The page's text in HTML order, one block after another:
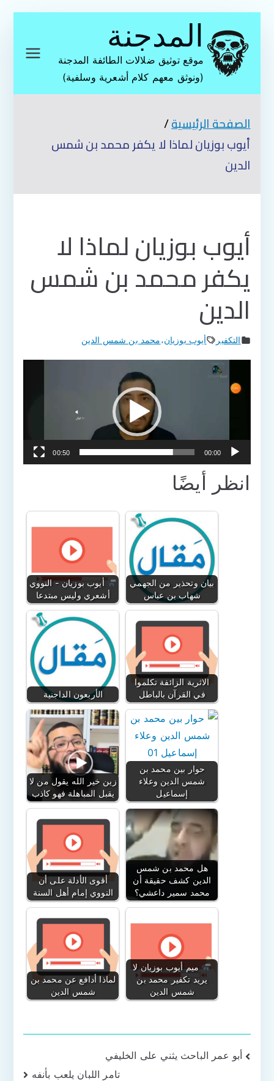
المحتوى
المدجنة
موقع توثيق ضلالات الطائفة المدجنة
(ونوثق معهم كلام أشعرية وسلفية)
الصفحة الرئيسية
أيوب بوزيان لماذا لا يكفر محمد بن شمس
الدين
أيوب بوزيان لماذا لا
يكفر محمد بن شمس
الدين
التكفير أيوب بوزيان،محمد بن شمس الدين
الفيديو
00:00
00:50
انظر أيضًا
أيوب بوزيان - النووي
أشعري وليس مبتدعا
بيان وتحذير من الجهمي
شهاب بن عباس
الأربعون الداجنية
الاثرية الزائفة تكلموا
في القرآن بالباطل
زين خير الله يقول من لا
يقبل المباهلة فهو كاذب
حوار بين محمد بن
شمس الدين وعلاء
إسماعيل
أقوى الأدلة على أن
النووي إمام أهل السنة
هل محمد بن شمس
الدين كشف حقيقة أن
محمد سمير داعشي؟
لماذا أدافع عن محمد بن
شمس الدين
ميم أيوب بوزيان لا
يريد تكفير محمد بن
شمس الدين
تصفّح
أبو عمر الباحث يثني على الخليفي
تامر اللبان يلعب بأنفه